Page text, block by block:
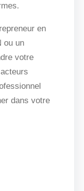
en
ou un
votre
dans votre